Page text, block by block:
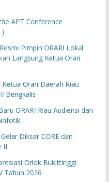
APT Conference
)
Pimpin ORARI Lokal
Langsung Ketua Orari
Orari Daerah Riau
Bengkalis
ORARI Riau Audiensi dan
Diksar CORE dan
II
Orlok Bukittinggi
Tahun 2026